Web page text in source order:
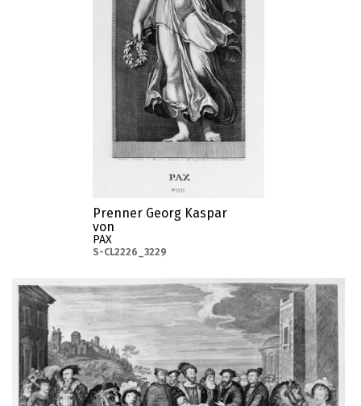
Prenner Georg Kaspar
von
PAX
S-CL2226_3229